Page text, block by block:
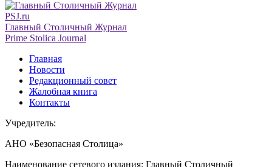
PSJ.ru
Главный Столичный Журнал
Prime Stolica Journal
Главная
Новости
Редакционный совет
Жалобная книга
Контакты
Учредитель:
АНО «Безопасная Столица»
Наименование сетевого издания: Главный Столичный